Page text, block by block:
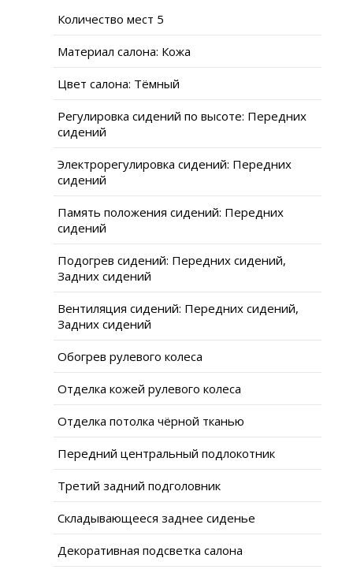
Количество мест 5
Материал салона: Кожа
Цвет салона: Тёмный
Регулировка сидений по высоте: Передних
сидений
Электрорегулировка сидений: Передних
сидений
Память положения сидений: Передних
сидений
Подогрев сидений: Передних сидений,
Задних сидений
Вентиляция сидений: Передних сидений,
Задних сидений
Обогрев рулевого колеса
Отделка кожей рулевого колеса
Отделка потолка чёрной тканью
Передний центральный подлокотник
Третий задний подголовник
Складывающееся заднее сиденье
Декоративная подсветка салона